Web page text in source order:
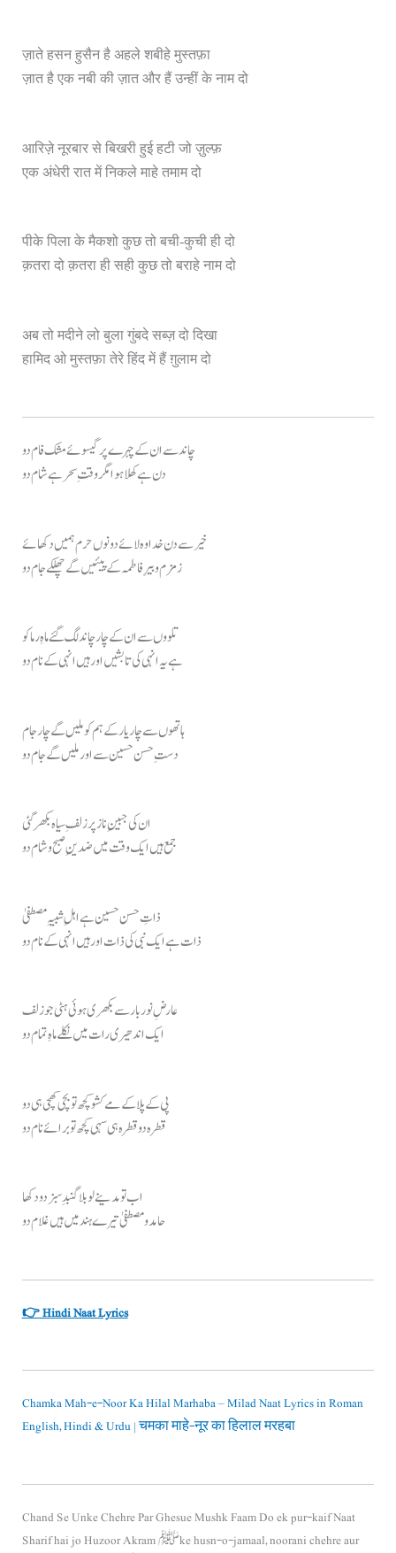
ज़ाते हसन हुसैन है अहले शबीहे मुस्तफ़ा
ज़ात है एक नबी की ज़ात और हैं उन्हीं के नाम दो
आरिज़े नूरबार से बिखरी हुई हटी जो ज़ुल्फ़
एक अंधेरी रात में निकले माहे तमाम दो
पीके पिला के मैकशो कुछ तो बची-कुची ही दो
क़तरा दो क़तरा ही सही कुछ तो बराहे नाम दो
अब तो मदीने लो बुला गुंबदे सब्ज़ दो दिखा
हामिद ओ मुस्तफ़ा तेरे हिंद में हैं ग़ुलाम दो
چاند سے ان کے چہرے پر گیسوئے مشک فام دو
دن ہے کھلا ہوا مگر وقتِ سحر ہے شام دو
خیر سے دن خدا وہ لائے دونوں حرم ہمیں دکھائے
زمزم و بیرِ فاطمہ کے پیئیں گے چھلکے جام دو
تلووں سے ان کے چار چاند لگ گئے ماہِ رما کو
ہے یہ انہی کی تابشیں اور ہیں انہی کے نام دو
ہاتھوں سے چار یار کے ہم کو ملیں گے چار جام
دستِ حسن حسین سے اور ملیں گے جام دو
ان کی جبینِ ناز پر زلفِ سیاہ بکھر گئی
جمع ہیں ایک وقت میں ضدینِ صبح و شام دو
ذاتِ حسن حسین ہے اہلِ شبیہِ مصطفیٰ
ذات ہے ایک نبی کی ذات اور ہیں انہی کے نام دو
عارضِ نور بار سے بکھری ہوئی ہٹی جو زلف
ایک اندھیری رات میں نکلے ماہِ تمام دو
پی کے پلا کے مے کشو کچھ تو بچی کھچی ہی دو
قطرہ دو قطرہ ہی سہی کچھ تو برائے نام دو
اب تو مدینے لو بلا گنبدِ سبز دو دکھا
حامد و مصطفیٰ تیرے ہند میں ہیں غلام دو
👉 Hindi Naat Lyrics
Chamka Mah-e-Noor Ka Hilal Marhaba – Milad Naat Lyrics in Roman
English, Hindi & Urdu | चमका माहे-नूर का हिलाल मरहबा
Chand Se Unke Chehre Par Ghesue Mushk Faam Do ek pur-kaif Naat
Sharif hai jo Huzoor Akram ﷺ ke husn-o-jamaal, noorani chehre aur